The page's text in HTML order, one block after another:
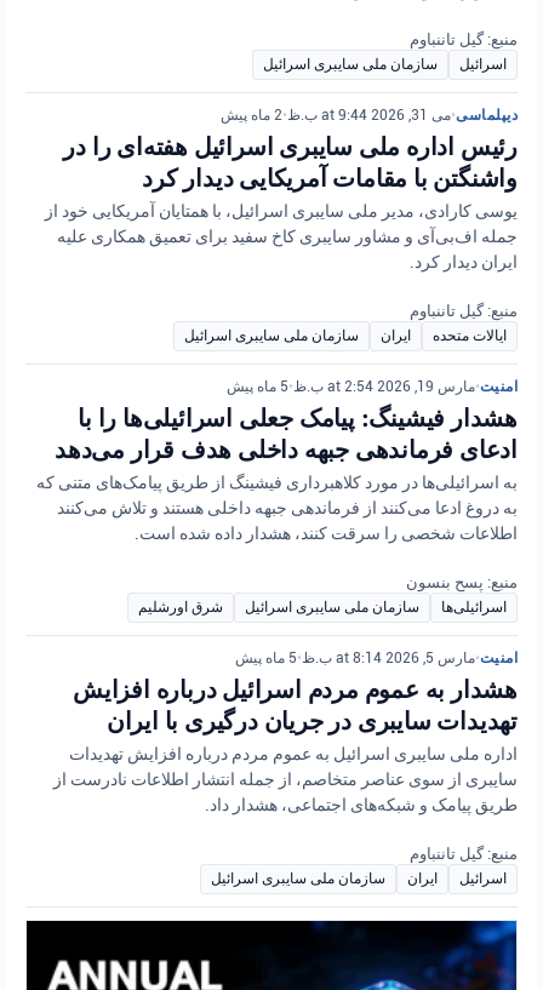
منبع: گیل تاننباوم
اسرائیل سازمان ملی سایبری اسرائیل
دیپلماسی•می 31, 2026 at 9:44 ب.ظ •2 ماه پیش
رئیس اداره ملی سایبری اسرائیل هفته‌ای را در
واشنگتن با مقامات آمریکایی دیدار کرد
یوسی کارادی، مدیر ملی سایبری اسرائیل، با همتایان آمریکایی خود از
جمله اف‌بی‌آی و مشاور سایبری کاخ سفید برای تعمیق همکاری علیه
ایران دیدار کرد.
منبع: گیل تاننباوم
ایالات متحده ایران سازمان ملی سایبری اسرائیل
امنیت•مارس 19, 2026 at 2:54 ب.ظ •5 ماه پیش
هشدار فیشینگ: پیامک جعلی اسرائیلی‌ها را با
ادعای فرماندهی جبهه داخلی هدف قرار می‌دهد
به اسرائیلی‌ها در مورد کلاهبرداری فیشینگ از طریق پیامک‌های متنی که
به دروغ ادعا می‌کنند از فرماندهی جبهه داخلی هستند و تلاش می‌کنند
اطلاعات شخصی را سرقت کنند، هشدار داده شده است.
منبع: پسح بنسون
اسرائیلی‌ها سازمان ملی سایبری اسرائیل شرق اورشلیم
امنیت•مارس 5, 2026 at 8:14 ب.ظ •5 ماه پیش
هشدار به عموم مردم اسرائیل درباره افزایش
تهدیدات سایبری در جریان درگیری با ایران
اداره ملی سایبری اسرائیل به عموم مردم درباره افزایش تهدیدات
سایبری از سوی عناصر متخاصم، از جمله انتشار اطلاعات نادرست از
طریق پیامک و شبکه‌های اجتماعی، هشدار داد.
منبع: گیل تاننباوم
اسرائیل ایران سازمان ملی سایبری اسرائیل